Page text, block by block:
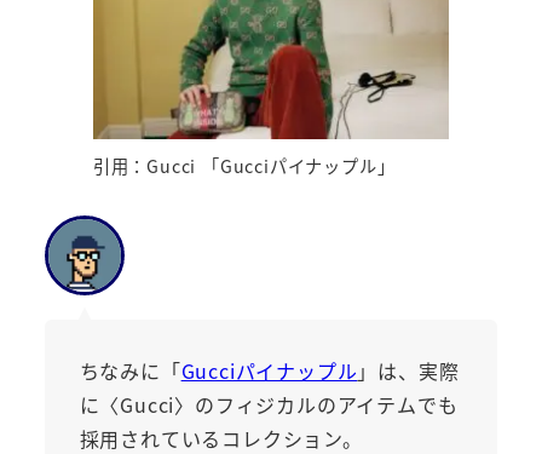
引用：Gucci 「Gucciパイナップル」
ちなみに「Gucciパイナップル 」は、実際
に〈Gucci〉のフィジカルのアイテムでも
採用されているコレクション。